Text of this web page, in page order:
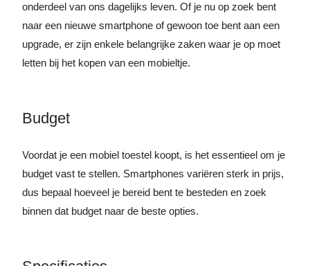
onderdeel van ons dagelijks leven. Of je nu op zoek bent
naar een nieuwe smartphone of gewoon toe bent aan een
upgrade, er zijn enkele belangrijke zaken waar je op moet
letten bij het kopen van een mobieltje.
Budget
Voordat je een mobiel toestel koopt, is het essentieel om je
budget vast te stellen. Smartphones variëren sterk in prijs,
dus bepaal hoeveel je bereid bent te besteden en zoek
binnen dat budget naar de beste opties.